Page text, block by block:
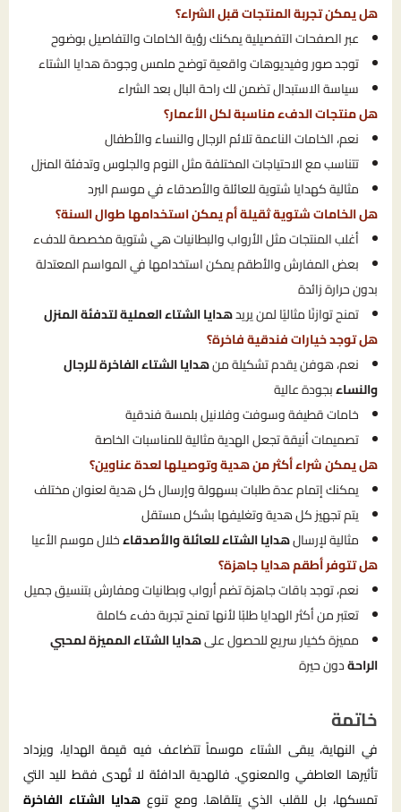
هل يمكن تجربة المنتجات قبل الشراء؟
عبر الصفحات التفصيلية يمكنك رؤية الخامات والتفاصيل بوضوح
توجد صور وفيديوهات واقعية توضح ملمس وجودة هدايا الشتاء
سياسة الاستبدال تضمن لك راحة البال بعد الشراء
هل منتجات الدفء مناسبة لكل الأعمار؟
نعم، الخامات الناعمة تلائم الرجال والنساء والأطفال
تتناسب مع الاحتياجات المختلفة مثل النوم والجلوس وتدفئة المنزل
مثالية كهدايا شتوية للعائلة والأصدقاء في موسم البرد
هل الخامات شتوية ثقيلة أم يمكن استخدامها طوال السنة؟
أغلب المنتجات مثل الأرواب والبطانيات هي شتوية مخصصة للدفء
بعض المفارش والأطقم يمكن استخدامها في المواسم المعتدلة
بدون حرارة زائدة
تمنح توازنًا مثاليًا لمن يريدهدايا الشتاء العملية لتدفئة المنزل
هل توجد خيارات فندقية فاخرة؟
نعم، هوفن يقدم تشكيلة منهدايا الشتاء الفاخرة للرجال
والنساءبجودة عالية
خامات قطيفة وسوفت وفلانيل بلمسة فندقية
تصميمات أنيقة تجعل الهدية مثالية للمناسبات الخاصة
هل يمكن شراء أكثر من هدية وتوصيلها لعدة عناوين؟
يمكنك إتمام عدة طلبات بسهولة وإرسال كل هدية لعنوان مختلف
يتم تجهيز كل هدية وتغليفها بشكل مستقل
مثالية لإرسالهدايا الشتاء للعائلة والأصدقاءخلال موسم الأعيا
هل تتوفر أطقم هدايا جاهزة؟
نعم، توجد باقات جاهزة تضم أرواب وبطانيات ومفارش بتنسيق جميل
تعتبر من أكثر الهدايا طلبًا لأنها تمنح تجربة دفء كاملة
مميزة كخيار سريع للحصول علىهدايا الشتاء المميزة لمحبي
الراحةدون حيرة
خاتمة
في النهاية، يبقى الشتاء موسماً تتضاعف فيه قيمة الهدايا، ويزداد
تأثيرها العاطفي والمعنوي. فالهدية الدافئة لا تُهدى فقط لليد التي
تمسكها، بل للقلب الذي يتلقاها. ومع تنوعهدايا الشتاء الفاخرة